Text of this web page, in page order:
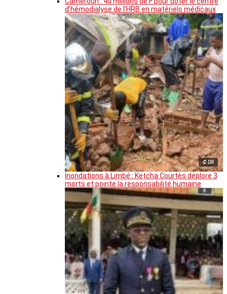
d’hémodialyse de l’HRB en matériels médicaux
© DR
Inondations à Limbé : Ketcha Courtès déplore 3
morts et pointe la responsabilité humaine